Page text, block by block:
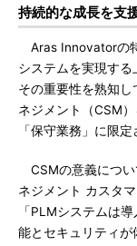
持続的な成長を支
Aras Innovatorの
システムを実現す
その重要性を熟知
ネジメント（CSM
「保守業務」に限
CSMの意義につい
ネジメント カスタ
「PLMシステムは
能とセキュリティ